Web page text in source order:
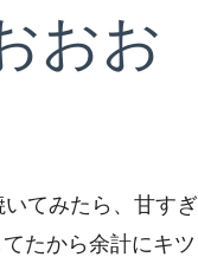
おお
てみたら、甘すぎ
たから余計にキツ